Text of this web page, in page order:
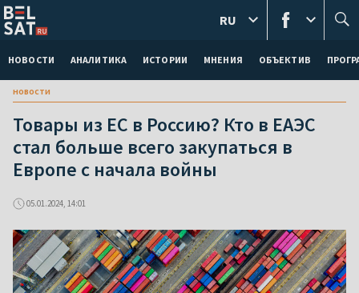
НОВОСТИ АНАЛИТИКА ИСТОРИИ МНЕНИЯ ОБЪЕКТИВ
RU
новости
Товары из ЕС в Россию? Кто в ЕАЭС
стал больше всего закупаться в
Европе с начала войны
05.01.2024, 14:01